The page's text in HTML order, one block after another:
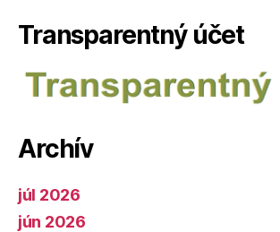
Transparentný účet
Archív
júl 2026
jún 2026